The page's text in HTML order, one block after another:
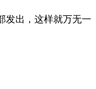
发出，这样就万无一